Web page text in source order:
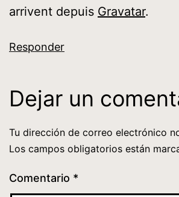
arrivent depuis Gravatar.
Responder
Dejar un
Tu dirección de correo electrónico
Los campos obligatorios están
Comentario *